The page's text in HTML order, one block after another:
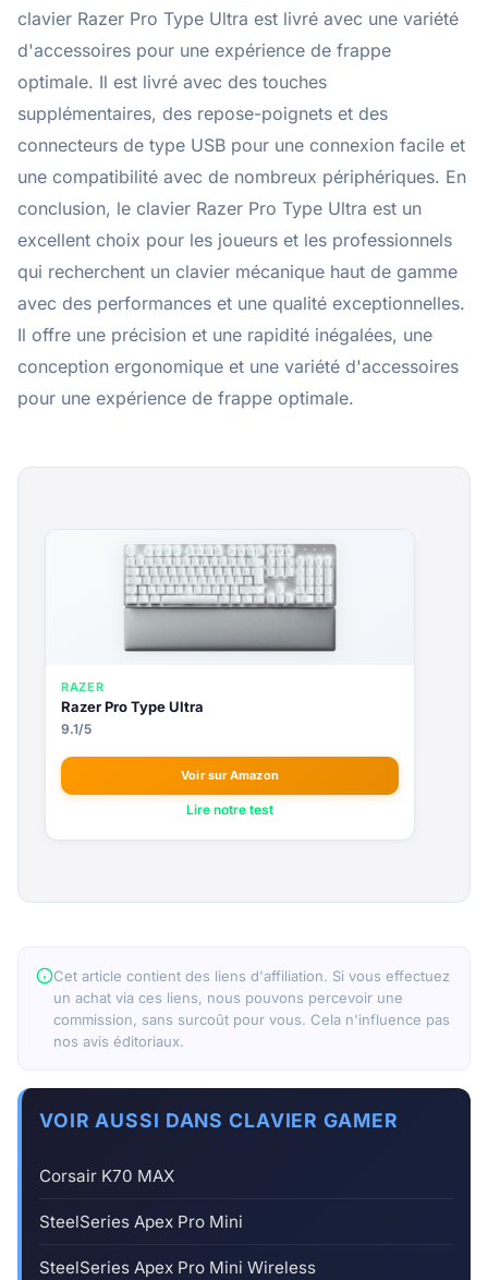
clavier Razer Pro Type Ultra est livré avec une variété
d'accessoires pour une expérience de frappe
optimale. Il est livré avec des touches
supplémentaires, des repose-poignets et des
connecteurs de type USB pour une connexion facile et
une compatibilité avec de nombreux périphériques. En
conclusion, le clavier Razer Pro Type Ultra est un
excellent choix pour les joueurs et les professionnels
qui recherchent un clavier mécanique haut de gamme
avec des performances et une qualité exceptionnelles.
Il offre une précision et une rapidité inégalées, une
conception ergonomique et une variété d'accessoires
pour une expérience de frappe optimale.
RAZER
Razer Pro Type Ultra
9.1/5
Voir sur Amazon
Lire notre test
Cet article contient des liens d'affiliation. Si vous effectuez
un achat via ces liens, nous pouvons percevoir une
commission, sans surcoût pour vous. Cela n'influence pas
nos avis éditoriaux.
VOIR AUSSI DANS CLAVIER GAMER
Corsair K70 MAX
SteelSeries Apex Pro Mini
SteelSeries Apex Pro Mini Wireless